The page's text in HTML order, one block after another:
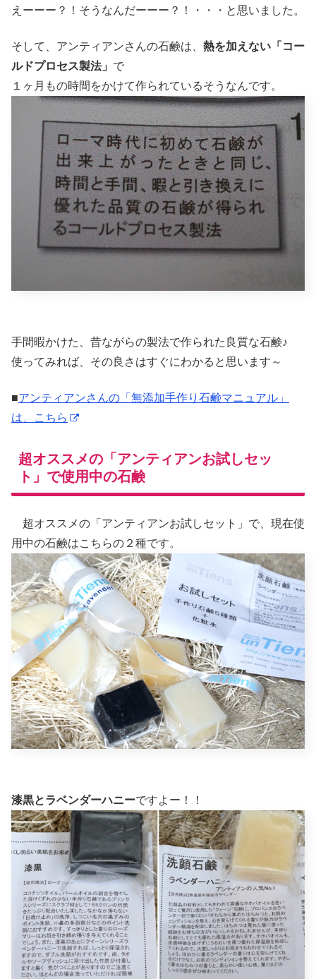
えーーー？！そうなんだーーー？！・・・と思いました。
そして、アンティアンさんの石鹸は、 熱を加えない「コー
ルドプロセス製法」 で
１ヶ月もの時間をかけて作られているそうなんです。
手間暇かけた、昔ながらの製法で作られた良質な石鹸♪
使ってみれば、その良さはすぐにわかると思います～
■アンティアンさんの「無添加手作り石鹸マニュアル」
は、こちら
超オススメの「アンティアンお試しセッ
ト」で使用中の石鹸
超オススメの「アンティアンお試しセット」で、現在使
用中の石鹸はこちらの２種です。
漆黒とラベンダーハニーですよー！！